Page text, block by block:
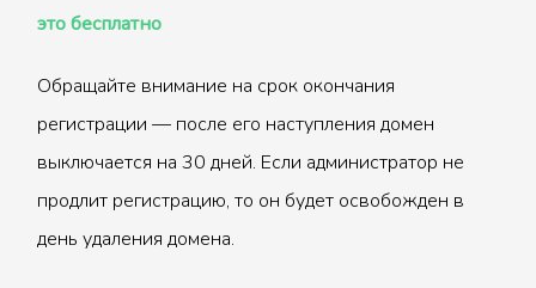
это бесплатно
Обращайте внимание на срок окончания
регистрации — после его наступления домен
выключается на 30 дней. Если администратор не
продлит регистрацию, то он будет освобожден в
день удаления домена.